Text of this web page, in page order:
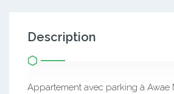
Description
Appartement avec parking à Awae